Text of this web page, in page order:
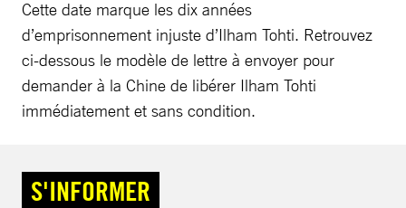
Cette date marque les dix années
d’emprisonnement injuste d’Ilham Tohti. Retrouvez
ci-dessous le modèle de lettre à envoyer pour
demander à la Chine de libérer Ilham Tohti
immédiatement et sans condition.
S'INFORMER